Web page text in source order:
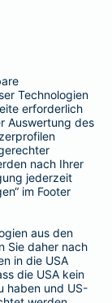
Gassigehen
Wurst. Die
und Balus
Der
Begrenzung